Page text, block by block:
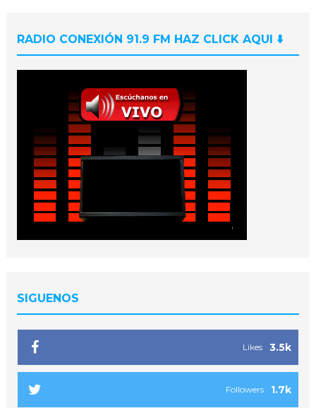
RADIO CONEXIÓN 91.9 FM HAZ CLICK AQUI ⬇️
SIGUENOS
3.5k
Likes
1.7k
Followers